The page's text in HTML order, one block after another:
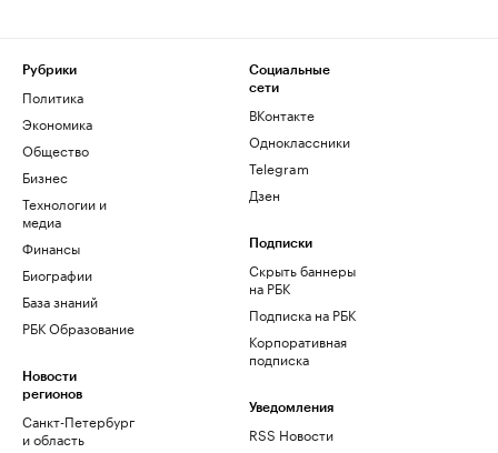
Рубрики
Политика
Экономика
Общество
Бизнес
Технологии и
медиа
Финансы
Биографии
База знаний
РБК Образование
Новости
регионов
Санкт-Петербург
и область
Социальные
сети
ВКонтакте
Одноклассники
Telegram
Дзен
Подписки
Скрыть баннеры
на РБК
Подписка на РБК
Корпоративная
подписка
Уведомления
RSS Новости